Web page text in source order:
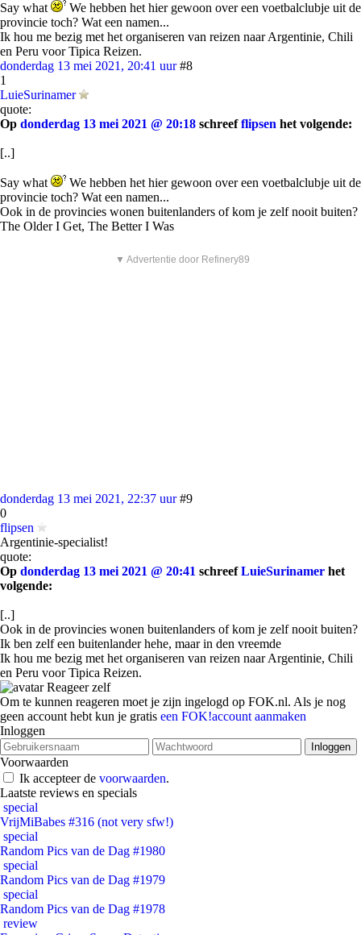
Say what
We hebben het hier gewoon over een voetbalclubje uit de
provincie toch? Wat een namen...
Ik hou me bezig met het organiseren van reizen naar Argentinie, Chili
en Peru voor Tipica Reizen.
donderdag 13 mei 2021, 20:41 uur #8
1
LuieSurinamer
quote:
Op donderdag 13 mei 2021 @ 20:18 schreefflipsen het volgende:
[..]
Say what
We hebben het hier gewoon over een voetbalclubje uit de
provincie toch? Wat een namen...
Ook in de provincies wonen buitenlanders of kom je zelf nooit buiten?
The Older I Get, The Better I Was
▼ Advertentie door Refinery89
donderdag 13 mei 2021, 22:37 uur #9
0
flipsen
Argentinie-specialist!
quote:
Op donderdag 13 mei 2021 @ 20:41 schreefLuieSurinamer het
volgende:
[..]
Ook in de provincies wonen buitenlanders of kom je zelf nooit buiten?
Ik ben zelf een buitenlander hehe, maar in den vreemde
Ik hou me bezig met het organiseren van reizen naar Argentinie, Chili
en Peru voor Tipica Reizen.
Reageer zelf
Om te kunnen reageren moet je zijn ingelogd op FOK.nl. Als je nog
geen account hebt kun je gratis een FOK!account aanmaken
Inloggen
Voorwaarden
Ik accepteer de voorwaarden.
Laatste reviews en specials
special
VrijMiBabes #316 (not very sfw!)
special
Random Pics van de Dag #1980
special
Random Pics van de Dag #1979
special
Random Pics van de Dag #1978
review